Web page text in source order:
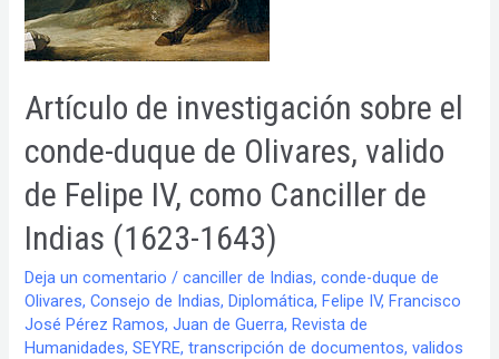
Artículo de investigación sobre el
conde-duque de Olivares, valido
de Felipe IV, como Canciller de
Indias (1623-1643)
Deja un comentario /canciller de Indias,conde-duque de
Olivares,Consejo de Indias,Diplomática,Felipe IV,Francisco
José Pérez Ramos,Juan de Guerra,Revista de
Humanidades,SEYRE,transcripción de documentos,validos